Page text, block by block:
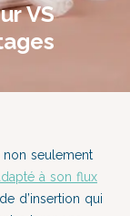
VS
non seulement
à son flux
d’insertion qui